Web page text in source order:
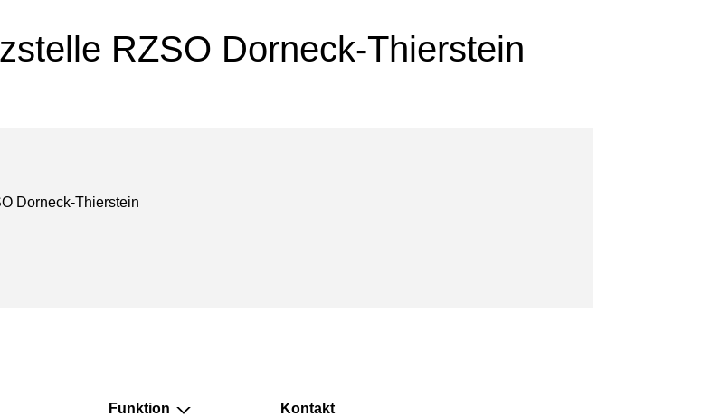
RZSO Dorneck-Thierstein
Dorneck-Thierstein
in einem neuen Fenster geöffnet.
Funktion Kontakt